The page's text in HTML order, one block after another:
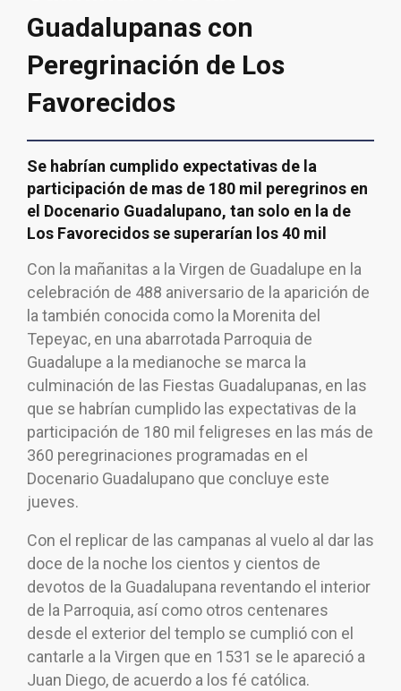
Guadalupanas con
Peregrinación de Los
Favorecidos
Se habrían cumplido expectativas de la
participación de mas de 180 mil peregrinos en
el Docenario Guadalupano, tan solo en la de
Los Favorecidos se superarían los 40 mil
Con la mañanitas a la Virgen de Guadalupe en la
celebración de 488 aniversario de la aparición de
la también conocida como la Morenita del
Tepeyac, en una abarrotada Parroquia de
Guadalupe a la medianoche se marca la
culminación de las Fiestas Guadalupanas, en las
que se habrían cumplido las expectativas de la
participación de 180 mil feligreses en las más de
360 peregrinaciones programadas en el
Docenario Guadalupano que concluye este
jueves.
Con el replicar de las campanas al vuelo al dar las
doce de la noche los cientos y cientos de
devotos de la Guadalupana reventando el interior
de la Parroquia, así como otros centenares
desde el exterior del templo se cumplió con el
cantarle a la Virgen que en 1531 se le apareció a
Juan Diego, de acuerdo a los fé católica.